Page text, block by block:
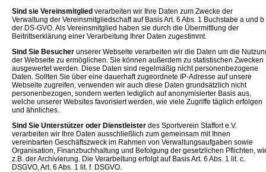
Sind sie Vereinsmitglied verarbeiten wir Ihre Daten zum Zwecke der
Verwaltung der Vereinsmitgliedschaft auf Basis Art. 6 Abs. 1 Buchstabe a und b
der DS-GVO. Als Vereinsmitglied haben sie durch die Übermittlung der
Beitrittserklärung einer Verarbeitung Ihrer Daten zugestimmt.
Sind Sie Besucher unserer Webseite verarbeiten wir die Daten um die
der Webseite zu ermöglichen. Sie können außerdem zu statistischen Zwecken
ausgewertet werden. Diese Daten sind regelmäßig nicht personenbezogene
Daten. Sollten Sie über eine dauerhaft zugeordnete IP-Adresse auf unsere
Webseite zugreifen, verwenden wir auch diese Daten grundsätzlich nicht
personenbezogen, sondern werten lediglich auf anonymisierter Basis aus,
welche unserer Websites favorisiert werden, wie viele Zugriffe täglich erfolgen
und ähnliches.
Sind Sie Unterstützer oder Dienstleister des Sportverein Staffort e.V.
verarbeiten wir Ihre Daten ausschließlich zum gemeinsam mit Ihnen
vereinbarten Geschäftszweck im Rahmen von Verwaltungsaufgaben sowie
Organisation, Finanzbuchhaltung und Befolgung der gesetzlichen Pflichten,
z.B. der Archivierung. Die Verarbeitung erfolgt auf Basis Art. 6 Abs. 1 lit. c.
DSGVO, Art. 6 Abs. 1 lit. f. DSGVO.